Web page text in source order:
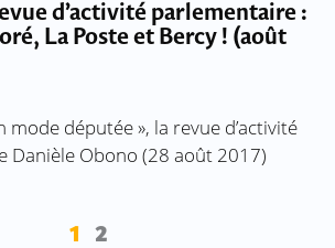
d’activité parlementaire :
La Poste et Bercy ! (août
mode députée », la revue d’activité
Danièle Obono (28 août 2017)
1 2